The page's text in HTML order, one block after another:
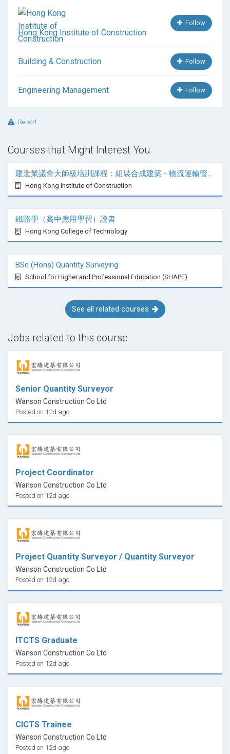
- 全人發展 III
在職培訓，讓學生緊貼建造業最新動態。
Hong Kong Institute of Construction
Follow
Building & Construction Follow
Engineering Management Follow
Report
Courses that Might Interest You
建造業議會大師級培訓課程：組裝合成建築 - 物流運輸管理
Hong Kong Institute of Construction
鐵路學（高中應用學習）證書
Hong Kong College of Technology
BSc (Hons) Quantity Surveying
School for Higher and Professional Education (SHAPE)
See all related courses
Jobs related to this course
Senior Quantity Surveyor
Wanson Construction Co Ltd
Posted on 12d ago
Project Coordinator
Wanson Construction Co Ltd
Posted on 12d ago
Project Quantity Surveyor / Quantity Surveyor
Wanson Construction Co Ltd
Posted on 12d ago
ITCTS Graduate
Wanson Construction Co Ltd
Posted on 12d ago
CICTS Trainee
Wanson Construction Co Ltd
Posted on 12d ago